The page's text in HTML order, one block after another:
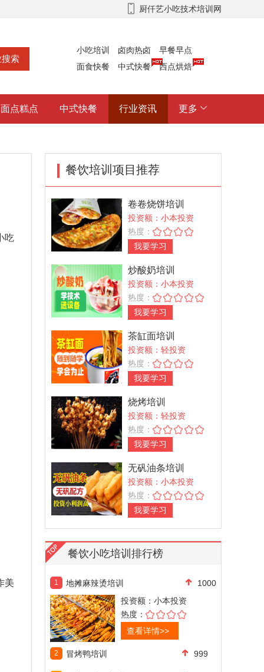
厨仟艺小吃技术培训网
小吃培训 卤肉热卤
早餐早点
面食快餐
中式快餐 西点烘焙
面点糕点 中式快餐 行业资讯 更多
吃
美
餐饮培训项目推荐
卷卷烧饼培训
投资额：小本投资
热度：
我要学习
炒酸奶培训
投资额：小本投资
热度：
我要学习
茶缸面培训
投资额：轻投资
热度：
我要学习
烧烤培训
投资额：轻投资
热度：
我要学习
无矾油条培训
投资额：小本投资
热度：
我要学习
餐饮小吃培训排行榜
1 地摊麻辣烫培训
1000
投资额： 小本投资
热度：
查看详情>>
2 冒烤鸭培训 999